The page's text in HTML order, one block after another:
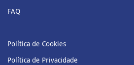
FAQ
Política de Cookies
Política de Privacidade